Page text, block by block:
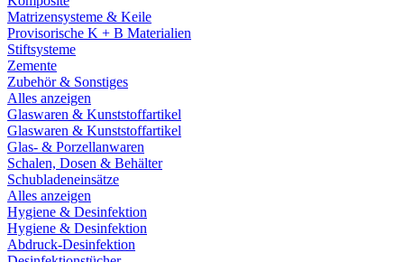
Matrizensysteme & Keile
Provisorische K + B Materialien
Stiftsysteme
Zemente
Zubehör & Sonstiges
Alles anzeigen
Glaswaren & Kunststoffartikel
Glaswaren & Kunststoffartikel
Glas- & Porzellanwaren
Schalen, Dosen & Behälter
Schubladeneinsätze
Alles anzeigen
Hygiene & Desinfektion
Hygiene & Desinfektion
Abdruck-Desinfektion